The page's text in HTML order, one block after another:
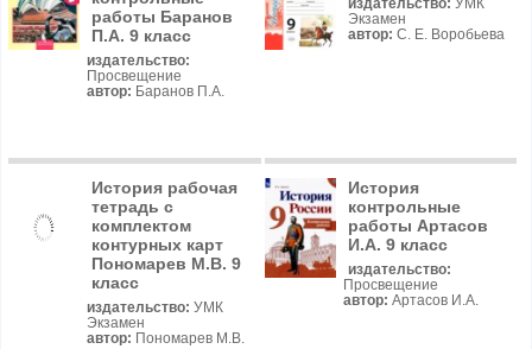
работы Баранов
П.А. 9 класс
издательство:
Просвещение
автор: Баранов П.А.
издательство: УМК
Экзамен
автор: С. Е. Воробьева
История рабочая
тетрадь с
комплектом
контурных карт
Пономарев М.В. 9
класс
издательство: УМК
Экзамен
автор: Пономарев М.В.
История
контрольные
работы Артасов
И.А. 9 класс
издательство:
Просвещение
автор: Артасов И.А.